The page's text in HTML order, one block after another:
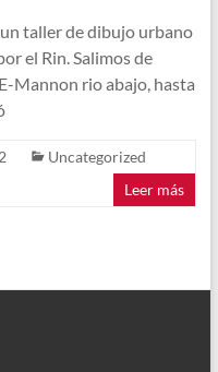
taller de dibujo urbano
el Rin. Salimos de
Mannon rio abajo, hasta
Uncategorized
Leer más